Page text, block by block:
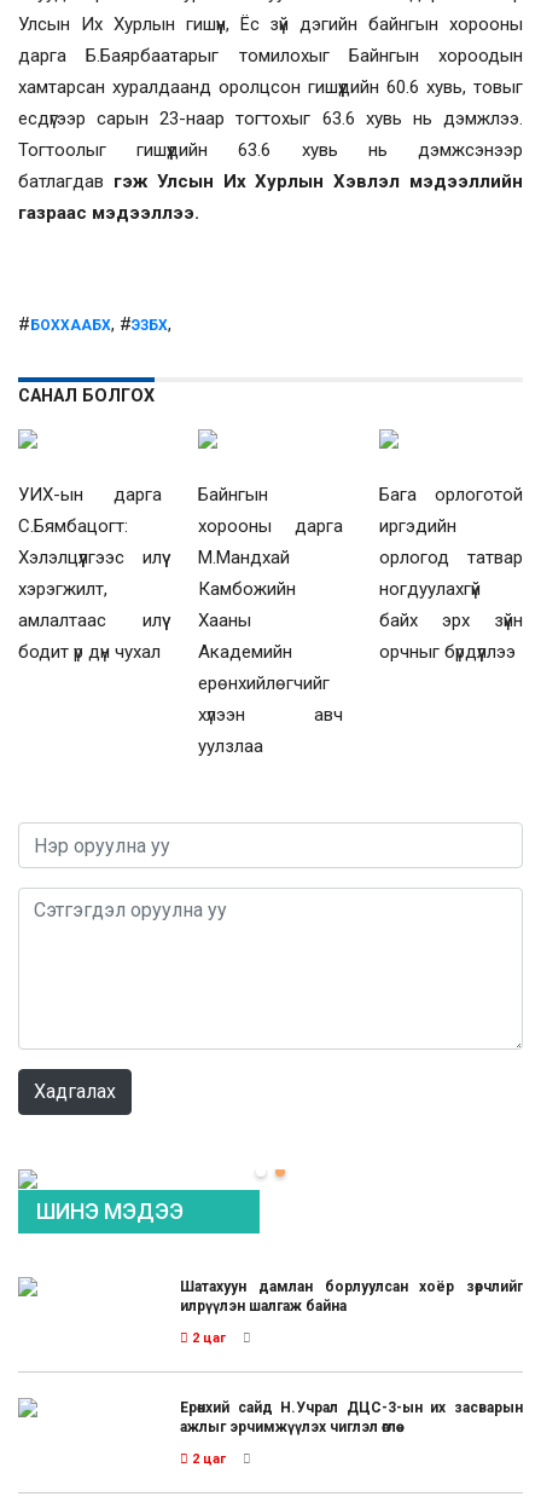
Улсын Их Хурлын гишүүн, Ёс зүй дэгийн байнгын хорооны
дарга Б.Баярбаатарыг томилохыг Байнгын хороодын
хамтарсан хуралдаанд оролцсон гишүүдийн 60.6 хувь, товыг
есдүгээр сарын 23-наар тогтохыг 63.6 хувь нь дэмжлээ.
Тогтоолыг гишүүдийн 63.6 хувь нь дэмжсэнээр
батлагдав гэж Улсын Их Хурлын Хэвлэл мэдээллийн
газраас мэдээллээ.
# БОХХААБХ, #ЭЗБХ,
САНАЛ БОЛГОХ
УИХ-ын дарга
С.Бямбацогт:
Хэлэлцүүлгээс илүү
хэрэгжилт,
амлалтаас илүү
бодит үр дүн чухал
Байнгын
хорооны дарга
М.Мандхай
Камбожийн
Хааны
Академийн
ерөнхийлөгчийг
хүлээн авч
уулзлаа
Бага орлоготой
иргэдийн
орлогод татвар
ногдуулахгүй
байх эрх зүйн
орчныг бүрдүүллээ
Хадгалах
ШИНЭ МЭДЭЭ
Шатахуун дамлан борлуулсан хоёр зөрчлийг
илрүүлэн шалгаж байна
2 цаг
Ерөнхий сайд Н.Учрал ДЦС-3-ын их засварын
ажлыг эрчимжүүлэх чиглэл өглөө
2 цаг